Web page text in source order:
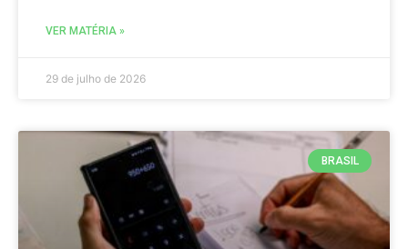
VER MATÉRIA »
29 de julho de 2026
BRASIL